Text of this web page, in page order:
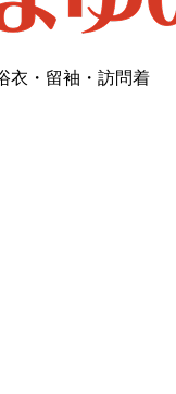
衣・留袖・訪問着